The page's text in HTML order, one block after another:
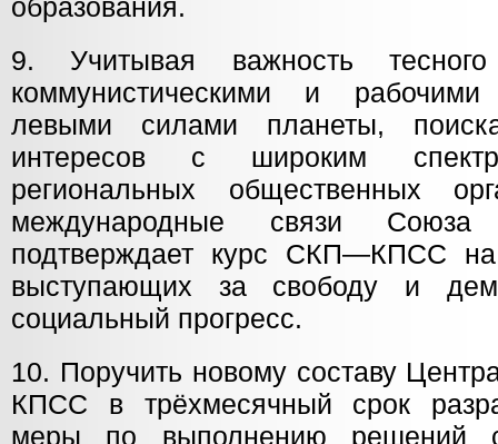
образования.
9. Учитывая важность
коммунистическими и
левыми силами планеты,
интересов с широким
региональных общественных
международные связи Союза
подтверждает курс СКП—КПСС
выступающих за свободу и
социальный прогресс.
10. Поручить новому составу
КПСС в трёхмесячный срок
меры по выполнению решений